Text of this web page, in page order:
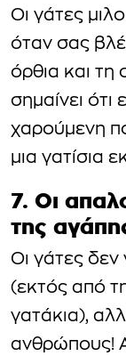
Οι γάτες
όταν σας
όρθια και τη
σημαίνει ότι
χαρούμενη
μια γατίσια
7. Οι
της
Οι γάτες δεν
(εκτός από
γατάκια),
ανθρώπους!